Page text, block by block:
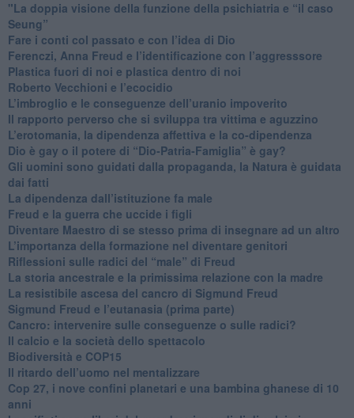
"​La doppia visione della funzione della psichiatria e “il caso
Seung”
​Fare i conti col passato e con l’idea di Dio
​Ferenczi, Anna Freud e l’identificazione con l’aggresssore
Plastica fuori di noi e plastica dentro di noi
​Roberto Vecchioni e l’ecocidio
​L’imbroglio e le conseguenze dell’uranio impoverito
​Il rapporto perverso che si sviluppa tra vittima e aguzzino
L’erotomania, la dipendenza affettiva e la co-dipendenza
​Dio è gay o il potere di “Dio-Patria-Famiglia” è gay?
​Gli uomini sono guidati dalla propaganda, la Natura è guidata
dai fatti
La dipendenza dall’istituzione fa male
​Freud e la guerra che uccide i figli
​Diventare Maestro di se stesso prima di insegnare ad un altro
L’importanza della formazione nel diventare genitori
Riflessioni sulle radici del “male” di Freud
​La storia ancestrale e la primissima relazione con la madre
​La resistibile ascesa del cancro di Sigmund Freud
Sigmund Freud e l’eutanasia (prima parte)
Cancro: intervenire sulle conseguenze o sulle radici?
​Il calcio e la società dello spettacolo
Biodiversità e COP15
​Il ritardo dell’uomo nel mentalizzare
​Cop 27, i nove confini planetari e una bambina ghanese di 10
anni